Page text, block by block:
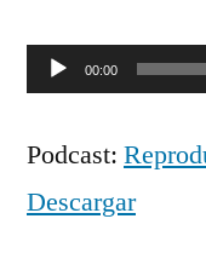
Reproductor
audio
00:00
Podcast:
Descargar